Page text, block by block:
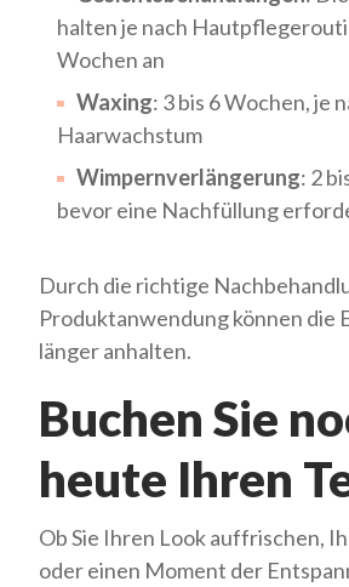
halten je nach
Wochen an
Waxing: 3 bis 6 Wochen, je
Haarwachstum
Wimpernverlängerung: 2
bevor eine Nachfüllung
Durch die richtige
Produktanwendung können die
länger anhalten.
Buchen Sie
heute Ihren
Ob Sie Ihren Look auffrischen,
oder einen Moment der